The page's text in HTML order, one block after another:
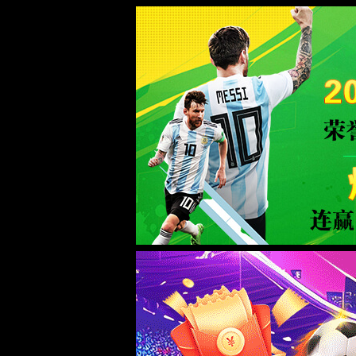
Milan米兰|中国有限公司-官方